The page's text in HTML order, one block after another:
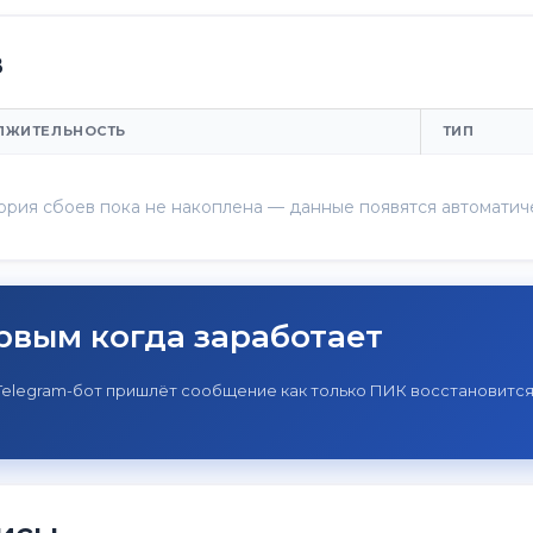
ТИП
сбоев пока не накоплена — данные появятся
когда заработает
бот пришлёт сообщение как только ПИК